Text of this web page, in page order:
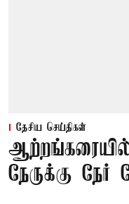
தேசிய செய்திகள்
நேருக்கு